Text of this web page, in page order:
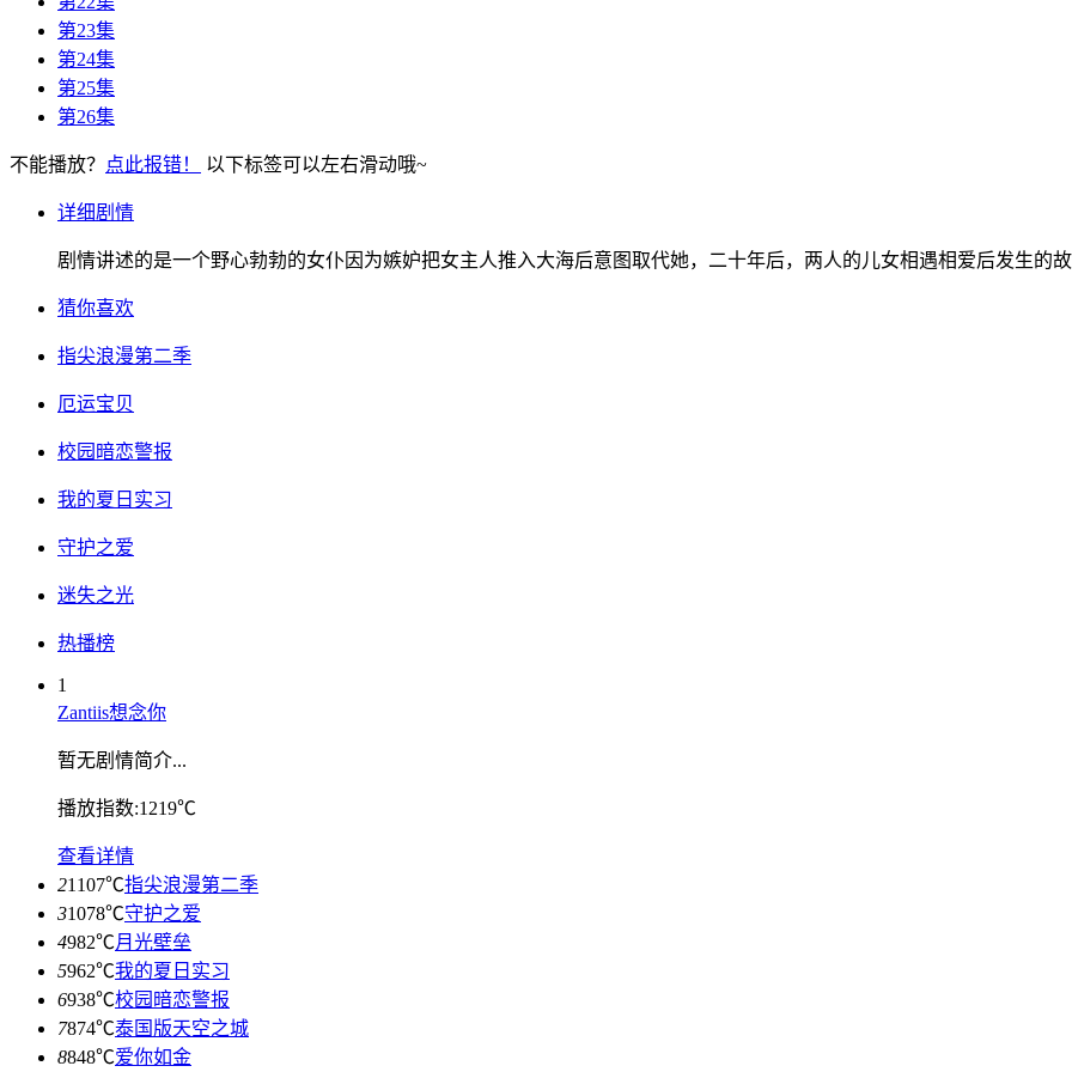
第23集
第24集
第25集
第26集
不能播放？ 点此报错！ 以下标签可以左右滑动哦~
详细剧情
剧情讲述的是一个野心勃勃的女仆因为嫉妒把女主人推入大海后意图取代她，二十年后，两人的儿女相遇相爱后发生的
猜你喜欢
指尖浪漫第二季
厄运宝贝
校园暗恋警报
我的夏日实习
守护之爱
迷失之光
热播榜
1
Zantiis想念你
暂无剧情简介...
播放指数:1219℃
查看详情
21107℃指尖浪漫第二季
31078℃守护之爱
4982℃月光壁垒
5962℃我的夏日实习
6938℃校园暗恋警报
7874℃泰国版天空之城
8848℃爱你如金